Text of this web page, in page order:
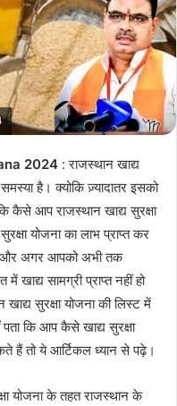
2024 : राजस्थान खाद्य
है। क्योकि ज़्यादातर इसको
कैसे आप राजस्थान खाद्य सुरक्षा
योजना का लाभ प्राप्त कर
अगर आपको अभी तक
खाद्य सामग्री प्राप्त नहीं हो
सुरक्षा योजना की लिस्ट में
कि आप कैसे खाद्य सुरक्षा
हैं तो ये आर्टिकल ध्यान से पढ़े।
योजना के तहत राजस्थान के